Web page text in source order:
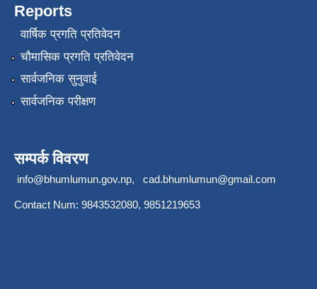
Reports
वार्षिक प्रगति प्रतिवेदन
चौमासिक प्रगति प्रतिवेदन
सार्वजनिक सुनुवाई
सार्वजनिक परीक्षण
सम्पर्क विवरण
info@bhumlumun.gov.np, cad.bhumlumun@gmail.com
Contact Num: 9843532080, 9851219653